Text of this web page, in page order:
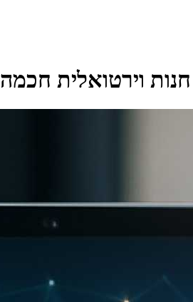
וירטואלית חכמה